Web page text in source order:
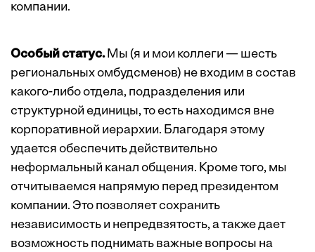
компании.
Особый статус.Мы (я и мои коллеги — шесть
региональных омбудсменов) не входим в состав
какого-либо отдела, подразделения или
структурной единицы, то есть находимся вне
корпоративной иерархии. Благодаря этому
удается обеспечить действительно
неформальный канал общения. Кроме того, мы
отчитываемся напрямую перед президентом
компании. Это позволяет сохранить
независимость и непредвзятость, а также дает
возможность поднимать важные вопросы на